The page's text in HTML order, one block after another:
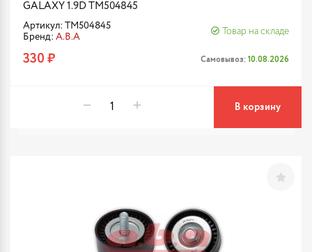
GALAXY 1.9D TM504845
Артикул: TM504845
Бренд: A.B.A
Товар на складе
330 ₽ Самовывоз: 10.08.2026
В корзину